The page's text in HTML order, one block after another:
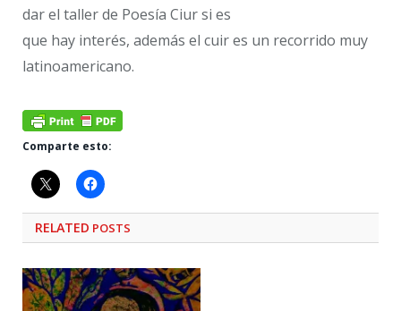
dar el taller de Poesía Ciur si es
que hay interés, además el cuir es un recorrido muy
latinoamericano.
Comparte esto:
RELATED POSTS